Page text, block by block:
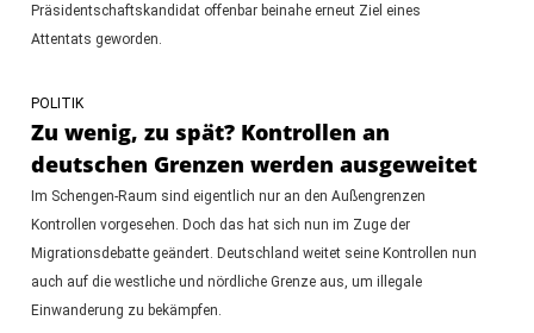
Präsidentschaftskandidat offenbar beinahe erneut Ziel eines
Attentats geworden.
POLITIK
Zu wenig, zu spät? Kontrollen an
deutschen Grenzen werden ausgeweitet
Im Schengen-Raum sind eigentlich nur an den Außengrenzen
Kontrollen vorgesehen. Doch das hat sich nun im Zuge der
Migrationsdebatte geändert. Deutschland weitet seine Kontrollen nun
auch auf die westliche und nördliche Grenze aus, um illegale
Einwanderung zu bekämpfen.